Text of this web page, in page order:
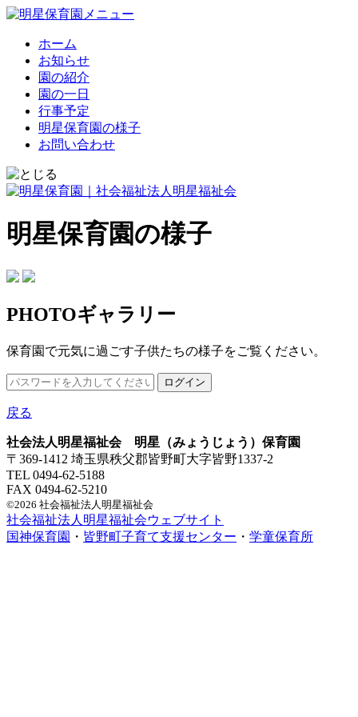
ホーム
お知らせ
園の紹介
園の一日
行事予定
明星保育園の様子
お問い合わせ
明星保育園の様子
PHOTOギャラリー
保育園で元気に過ごす子供たちの様子をご覧ください。
戻る
社会法人明星福祉会 明星（みょうじょう）保育園
〒369-1412 埼玉県秩父郡皆野町大字皆野1337-2
TEL 0494-62-5188
FAX 0494-62-5210
©2026 社会福祉法人明星福祉会
社会福祉法人明星福祉会ウェブサイト
国神保育園 ・ 皆野町子育て支援センター ・ 学童保育所